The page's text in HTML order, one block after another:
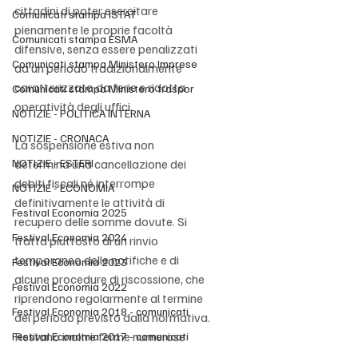
Comunicati stampa ISTAT
Comunicati stampa ESMA
Comunicati stampa Ministero Imprese
Comunicati stampa Ministero traspor
NOTIZIE - POLITICA INTERNA
NOTIZIE - CRONACA
NOTIZIE - ESTERI
NOTIZIE - ECONOMIA
Festival Economia 2025
Festival Economia 2024
Festival Economia 2023
Festival Economia 2022
Festival Economia 2018 - comunicati
Festival Economia 2017 - comunicati
cittadini di poter esercitare
pienamente le proprie facoltà
difensive, senza essere penalizzati
da un periodo tradizionalmente
caratterizzato da ferie e ridotta
operatività degli uffici.
La sospensione estiva non
determina una cancellazione dei
debiti fiscali né interrompe
definitivamente le attività di
recupero delle somme dovute. Si
tratta piuttosto di un rinvio
temporaneo delle notifiche e di
alcune procedure di riscossione, che
riprendono regolarmente al termine
del periodo previsto dalla normativa.
Restano inoltre ferme numerose